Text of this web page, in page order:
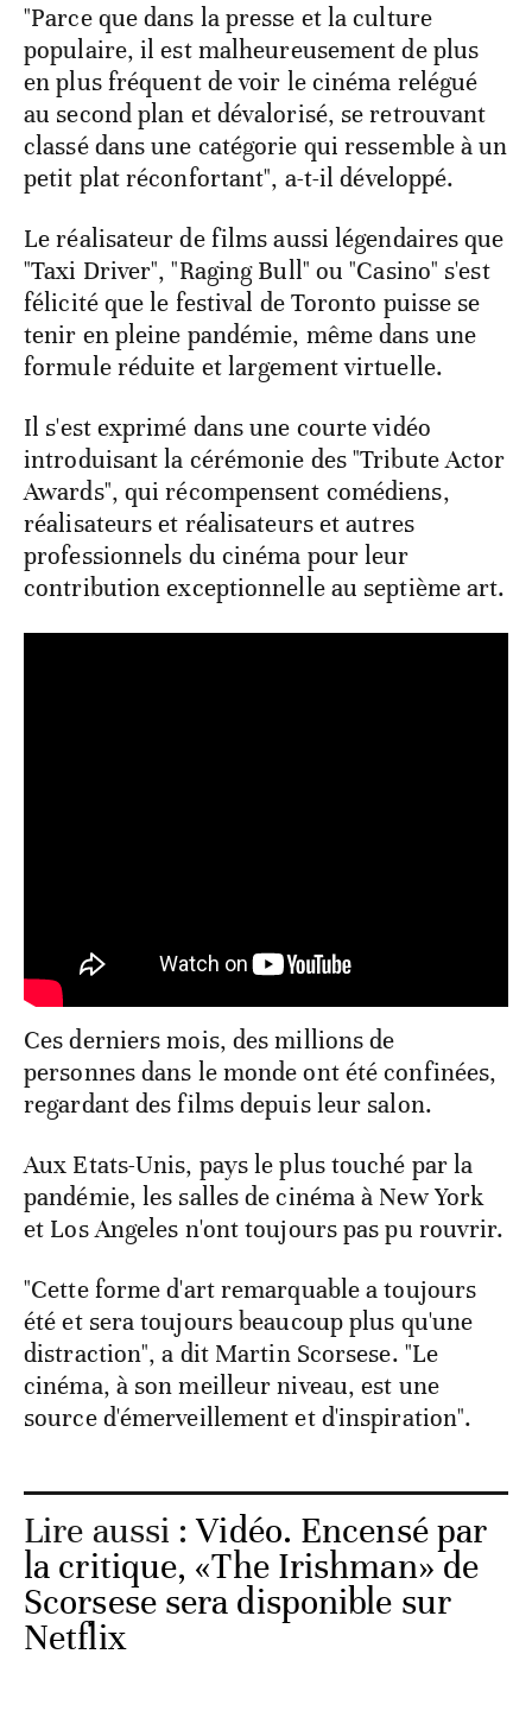
"Parce que dans la presse et la culture
populaire, il est malheureusement de plus
en plus fréquent de voir le cinéma relégué
au second plan et dévalorisé, se retrouvant
classé dans une catégorie qui ressemble à un
petit plat réconfortant", a-t-il développé.
Le réalisateur de films aussi légendaires que
"Taxi Driver", "Raging Bull" ou "Casino" s'est
félicité que le festival de Toronto puisse se
tenir en pleine pandémie, même dans une
formule réduite et largement virtuelle.
Il s'est exprimé dans une courte vidéo
introduisant la cérémonie des "Tribute Actor
Awards", qui récompensent comédiens,
réalisateurs et réalisateurs et autres
professionnels du cinéma pour leur
contribution exceptionnelle au septième art.
Ces derniers mois, des millions de
personnes dans le monde ont été confinées,
regardant des films depuis leur salon.
Aux Etats-Unis, pays le plus touché par la
pandémie, les salles de cinéma à New York
et Los Angeles n'ont toujours pas pu rouvrir.
"Cette forme d'art remarquable a toujours
été et sera toujours beaucoup plus qu'une
distraction", a dit Martin Scorsese. "Le
cinéma, à son meilleur niveau, est une
source d'émerveillement et d'inspiration".
Lire aussi :Vidéo. Encensé par
la critique, «The Irishman» de
Scorsese sera disponible sur
Netflix